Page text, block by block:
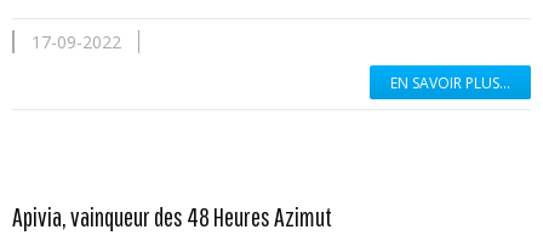
17-09-2022
EN SAVOIR PLUS...
Apivia, vainqueur des 48 Heures Azimut